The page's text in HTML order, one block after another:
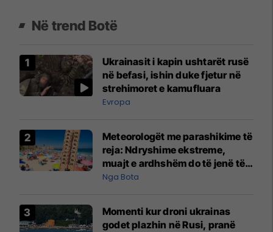
Në trend Botë
Ukrainasit i kapin ushtarët rusë
në befasi, ishin duke fjetur në
strehimoret e kamufluara
Evropa
Meteorologët me parashikime të
reja: Ndryshime ekstreme,
muajt e ardhshëm do të jenë të
pazakontë
Nga Bota
Momenti kur droni ukrainas
godet plazhin në Rusi, pranë